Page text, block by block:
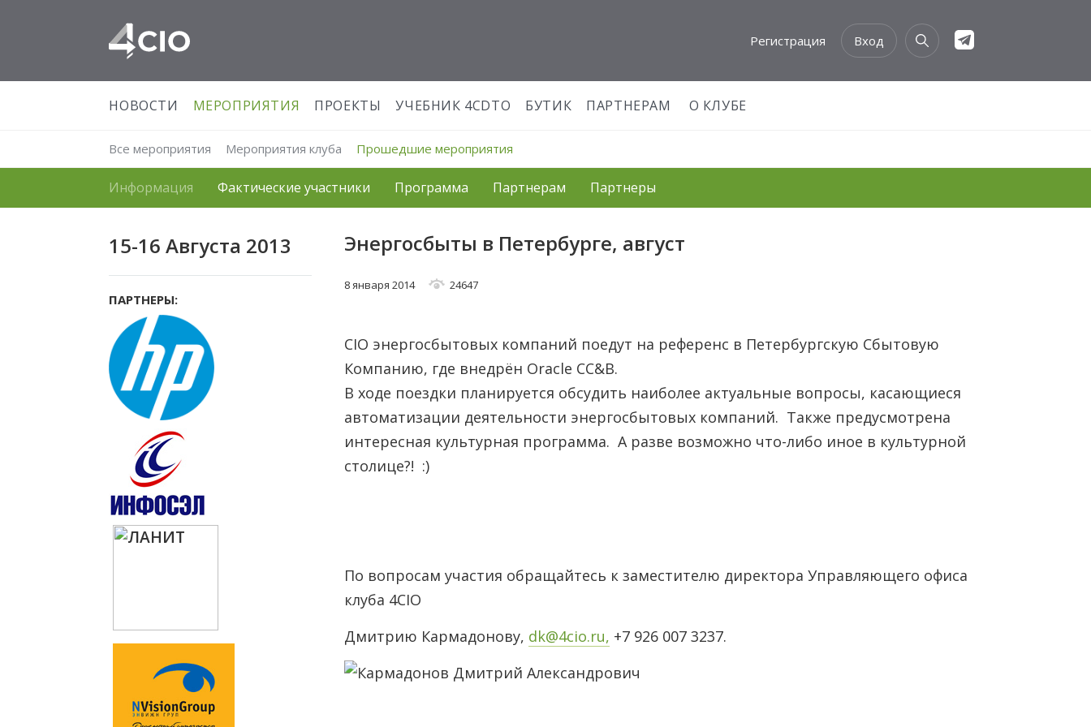
Регистрация Вход
НОВОСТИ МЕРОПРИЯТИЯ
Все мероприятия Мероприятия клуба Прошедшие мероприятия
ПРОЕКТЫ УЧЕБНИК 4CDTO БУТИК ПАРТНЕРАМ О КЛУБЕ
Информация Фактические участники Программа Партнерам Партнеры
15-16 Августа 2013
ПАРТНЕРЫ:
Энергосбыты в Петербурге, август
8 января 2014 24647
CIO энергосбытовых компаний поедут на референс в Петербургскую Сбытовую
Компанию, где внедрён Oracle CC&B.
В ходе поездки планируется обсудить наиболее актуальные вопросы, касающиеся
автоматизации деятельности энергосбытовых компаний. Также предусмотрена
интересная культурная программа. А разве возможно что-либо иное в культурной
столице?! :)
По вопросам участия обращайтесь к заместителю директора Управляющего офиса
клуба 4CIO
Дмитрию Кармадонову, dk@4cio.ru, +7 926 007 3237.